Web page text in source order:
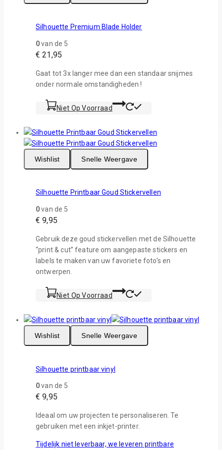
Silhouette Premium Blade Holder
0van de 5
€ 21,95
Gaat tot 3x langer mee dan een standaar snijmes
onder normale omstandigheden !
Niet Op Voorraad
Wishlist Snelle Weergave
Silhouette Printbaar Goud Stickervellen
0van de 5
€ 9,95
Gebruik deze goud stickervellen met de Silhouette
“print & cut” feature om aangepaste stickers en
labels te maken van uw favoriete foto’s en
ontwerpen.
Niet Op Voorraad
Wishlist Snelle Weergave
Silhouette printbaar vinyl
0van de 5
€ 9,95
Ideaal om uw projecten te personaliseren. Te
gebruiken met een inkjet-printer.
Tijdelijk niet leverbaar, we leveren printbare